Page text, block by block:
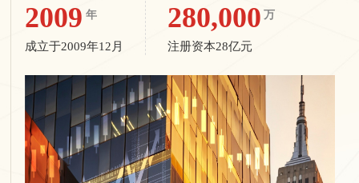
2009 年
成立于2009年12月
280,000 万
注册资本28亿元